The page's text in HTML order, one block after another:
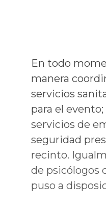
En todo
manera
servicios
para el
servicios de
seguridad
recinto.
de psicólogos
puso a